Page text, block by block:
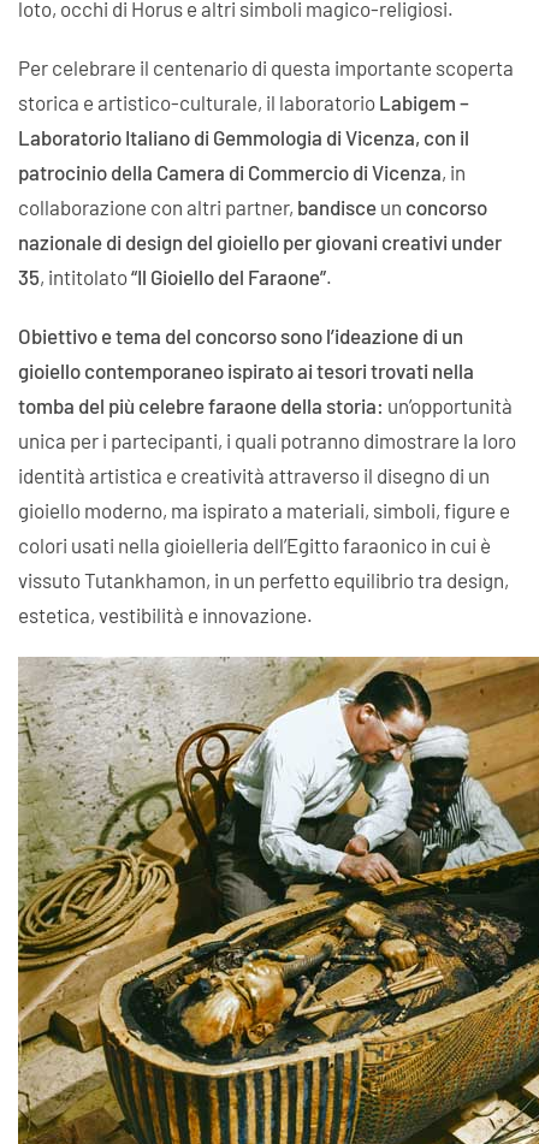
loto, occhi di Horus e altri simboli magico-religiosi.
Per celebrare il centenario di questa importante scoperta
storica e artistico-culturale, il laboratorio Labigem –
Laboratorio Italiano di Gemmologia di Vicenza, con il
patrocinio della Camera di Commercio di Vicenza, in
collaborazione con altri partner, bandisce un concorso
nazionale di design del gioiello per giovani creativi under
35, intitolato“Il Gioiello del Faraone”.
Obiettivo e tema del concorso sono l’ideazione di un
gioiello contemporaneo ispirato ai tesoritrovati nella
tomba del più celebre faraone della storia: un’opportunità
unica per i partecipanti, i quali potranno dimostrare la loro
identità artistica e creatività attraverso il disegno di un
gioiello moderno, ma ispirato a materiali, simboli, figure e
colori usati nella gioielleria dell’Egitto faraonico in cui è
vissuto Tutankhamon, in un perfetto equilibrio tra design,
estetica, vestibilità e innovazione.